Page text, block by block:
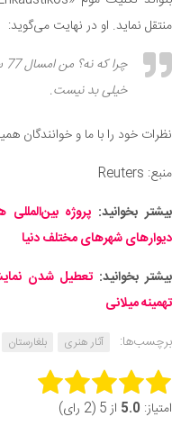
منتقل نماید. او در نهایت می‌گوید:
خیلی بد نیست.
نظرات خود را با ما و خوانندگان
منبع: Reuters
بیشتر بخوانید: پروژه
دیوارهای شهرهای مختلف دنیا
بیشتر بخوانید: تعطیل شدن
تهمینه میلانی
برچسب‌ها:
آثار هنری بلغارستان
Rate this item:
امتیاز: 5.0 از 5 (2 رای)